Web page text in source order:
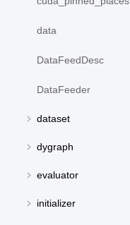
data
DataFeedDesc
DataFeeder
dataset
dygraph
evaluator
initializer